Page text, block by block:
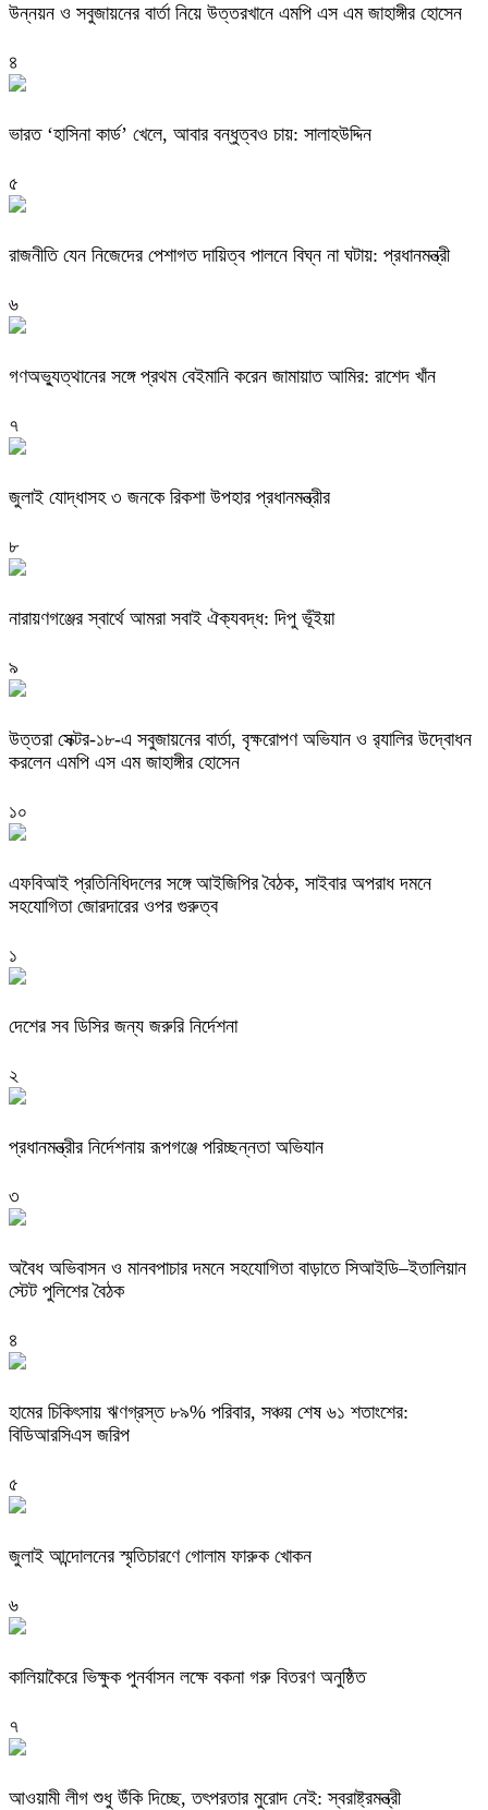
উন্নয়ন ও সবুজায়নের বার্তা নিয়ে উত্তরখানে এমপি এস এম জাহাঙ্গীর হোসেন
৪
ভারত ‘হাসিনা কার্ড’ খেলে, আবার বন্ধুত্বও চায়: সালাহউদ্দিন
৫
রাজনীতি যেন নিজেদের পেশাগত দায়িত্ব পালনে বিঘ্ন না ঘটায়: প্রধানমন্ত্রী
৬
গণঅভ্যুত্থানের সঙ্গে প্রথম বেইমানি করেন জামায়াত আমির: রাশেদ খাঁন
৭
জুলাই যোদ্ধাসহ ৩ জনকে রিকশা উপহার প্রধানমন্ত্রীর
৮
নারায়ণগঞ্জের স্বার্থে আমরা সবাই ঐক্যবদ্ধ: দিপু ভূঁইয়া
৯
উত্তরা সেক্টর-১৮-এ সবুজায়নের বার্তা, বৃক্ষরোপণ অভিযান ও র‍্যালির উদ্বোধন
করলেন এমপি এস এম জাহাঙ্গীর হোসেন
১০
এফবিআই প্রতিনিধিদলের সঙ্গে আইজিপির বৈঠক, সাইবার অপরাধ দমনে
সহযোগিতা জোরদারের ওপর গুরুত্ব
১
দেশের সব ডিসির জন্য জরুরি নির্দেশনা
২
প্রধানমন্ত্রীর নির্দেশনায় রূপগঞ্জে পরিচ্ছন্নতা অভিযান
৩
অবৈধ অভিবাসন ও মানবপাচার দমনে সহযোগিতা বাড়াতে সিআইডি–ইতালিয়ান
স্টেট পুলিশের বৈঠক
৪
হামের চিকিৎসায় ঋণগ্রস্ত ৮৯% পরিবার, সঞ্চয় শেষ ৬১ শতাংশের:
বিডিআরসিএস জরিপ
৫
জুলাই আন্দোলনের স্মৃতিচারণে গোলাম ফারুক খোকন
৬
কালিয়াকৈরে ভিক্ষুক পুনর্বাসন লক্ষে বকনা গরু বিতরণ অনুষ্ঠিত
৭
আওয়ামী লীগ শুধু উঁকি দিচ্ছে, তৎপরতার মুরোদ নেই: স্বরাষ্ট্রমন্ত্রী